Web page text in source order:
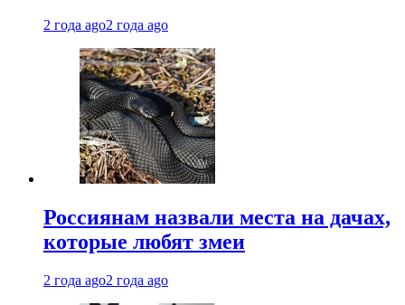
2 года ago2 года ago
Россиянам назвали места на дачах,
которые любят змеи
2 года ago2 года ago